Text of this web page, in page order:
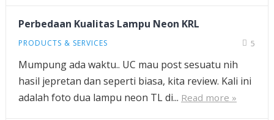
Perbedaan Kualitas Lampu Neon KRL
PRODUCTS & SERVICES 5
Mumpung ada waktu.. UC mau post sesuatu nih
hasil jepretan dan seperti biasa, kita review. Kali ini
adalah foto dua lampu neon TL di... Read more »